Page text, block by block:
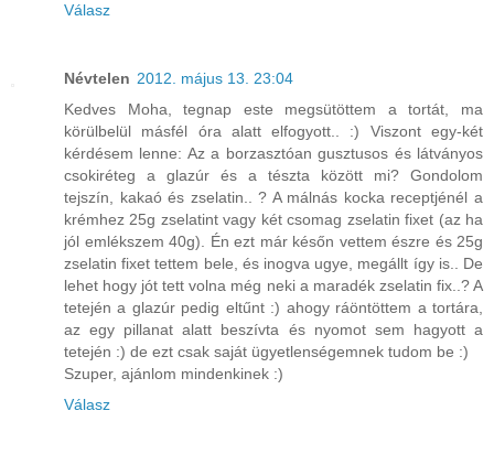
Válasz
Névtelen 2012. május 13. 23:04
Kedves Moha, tegnap este megsütöttem a tortát, ma
körülbelül másfél óra alatt elfogyott.. :) Viszont egy-két
kérdésem lenne: Az a borzasztóan gusztusos és látványos
csokiréteg a glazúr és a tészta között mi? Gondolom
tejszín, kakaó és zselatin.. ? A málnás kocka receptjénél a
krémhez 25g zselatint vagy két csomag zselatin fixet (az ha
jól emlékszem 40g). Én ezt már későn vettem észre és 25g
zselatin fixet tettem bele, és inogva ugye, megállt így is.. De
lehet hogy jót tett volna még neki a maradék zselatin fix..? A
tetején a glazúr pedig eltűnt :) ahogy ráöntöttem a tortára,
az egy pillanat alatt beszívta és nyomot sem hagyott a
tetején :) de ezt csak saját ügyetlenségemnek tudom be :)
Szuper, ajánlom mindenkinek :)
Válasz